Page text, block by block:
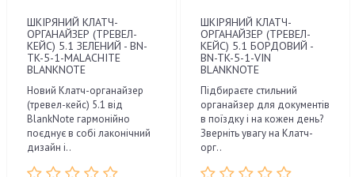
ШКІРЯНИЙ КЛАТЧ-
ОРГАНАЙЗЕР (ТРЕВЕЛ-
КЕЙС) 5.1 ЗЕЛЕНИЙ - BN-
TK-5-1-MALACHITE
BLANKNOTE
Новий Клатч-органайзер
(тревел-кейс) 5.1 від
BlankNote гармонійно
поєднує в собі лаконічний
дизайн і..
ШКІРЯНИЙ КЛАТЧ-
ОРГАНАЙЗЕР (ТРЕВЕЛ-
КЕЙС) 5.1 БОРДОВИЙ -
BN-TK-5-1-VIN
BLANKNOTE
Підбираєте стильний
органайзер для документів
в поїздку і на кожен день?
Зверніть увагу на Клатч-
орг..